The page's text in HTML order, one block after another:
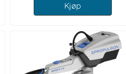
Kjøp